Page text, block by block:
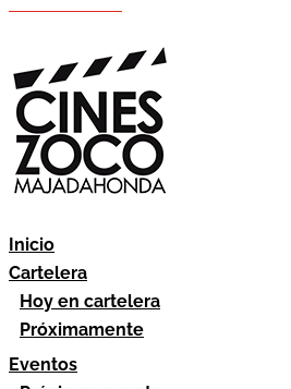
Inicio
Cartelera
Hoy en cartelera
Próximamente
Eventos